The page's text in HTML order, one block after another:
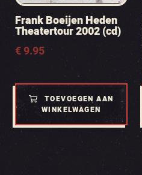
Frank Boeijen Heden
Theatertour 2002 (cd)
€9.95
TOEVOEGEN AAN
WINKELWAGEN